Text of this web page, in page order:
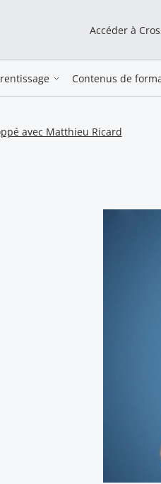
Accéder à
Contenus de
avec Matthieu Ricard